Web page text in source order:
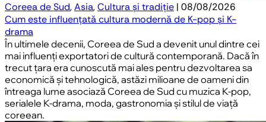
Coreea de Sud,Asia,Cultura și tradiție | 08/08/2026
Cum este influențată cultura modernă de K-pop și K-
drama
În ultimele decenii, Coreea de Sud a devenit unul dintre cei
mai influenți exportatori de cultură contemporană. Dacă în
trecut țara era cunoscută mai ales pentru dezvoltarea sa
economică și tehnologică, astăzi milioane de oameni din
întreaga lume asociază Coreea de Sud cu muzica K-pop,
serialele K-drama, moda, gastronomia și stilul de viață
coreean.